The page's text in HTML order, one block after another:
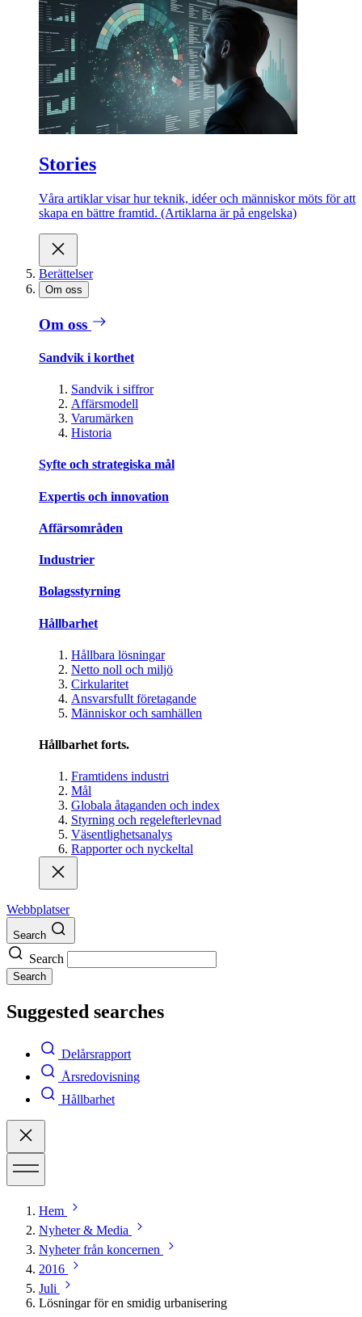
Stories
Våra artiklar visar hur teknik, idéer och människor möts för att
skapa en bättre framtid. (Artiklarna är på engelska)
Berättelser
Om oss
Om oss
Sandvik i korthet
Sandvik i siffror
Affärsmodell
Varumärken
Historia
Syfte och strategiska mål
Expertis och innovation
Affärsområden
Industrier
Bolagsstyrning
Hållbarhet
Hållbara lösningar
Netto noll och miljö
Cirkularitet
Ansvarsfullt företagande
Människor och samhällen
Hållbarhet forts.
Framtidens industri
Mål
Globala åtaganden och index
Styrning och regelefterlevnad
Väsentlighetsanalys
Rapporter och nyckeltal
Webbplatser
Search
Search
Search
Suggested searches
Delårsrapport
Årsredovisning
Hållbarhet
Hem
Nyheter & Media
Nyheter från koncernen
2016
Juli
Lösningar för en smidig urbanisering